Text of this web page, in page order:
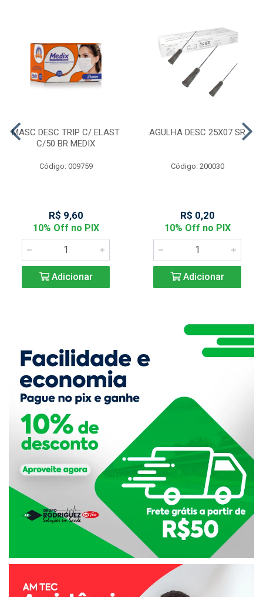
MASC DESC TRIP C/ ELAST
C/50 BR MEDIX
Código: 009759
R$ 9,60
10% Off no PIX
Adicionar
AGULHA DESC 25X07 SR
Código: 200030
R$ 0,20
10% Off no PIX
Adicionar